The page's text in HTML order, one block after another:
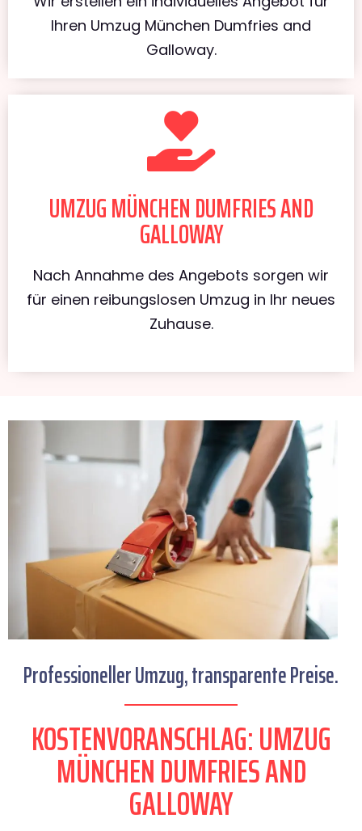
Ihren Umzug München Dumfries and
Galloway.
UMZUG MÜNCHEN DUMFRIES AND
GALLOWAY
Nach Annahme des Angebots sorgen wir
für einen reibungslosen Umzug in Ihr neues
Zuhause.
Professioneller Umzug, transparente Preise.
KOSTENVORANSCHLAG: UMZUG
MÜNCHEN DUMFRIES AND
GALLOWAY